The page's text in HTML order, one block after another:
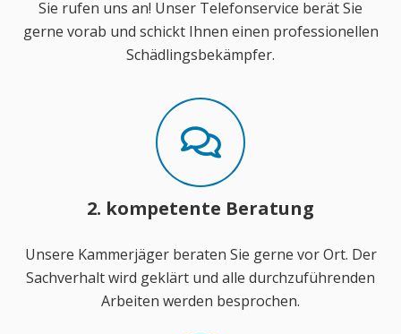
Sie rufen uns an! Unser Telefonservice berät Sie
gerne vorab und schickt Ihnen einen professionellen
Schädlingsbekämpfer.
2. kompetente Beratung
Unsere Kammerjäger beraten Sie gerne vor Ort. Der
Sachverhalt wird geklärt und alle durchzuführenden
Arbeiten werden besprochen.